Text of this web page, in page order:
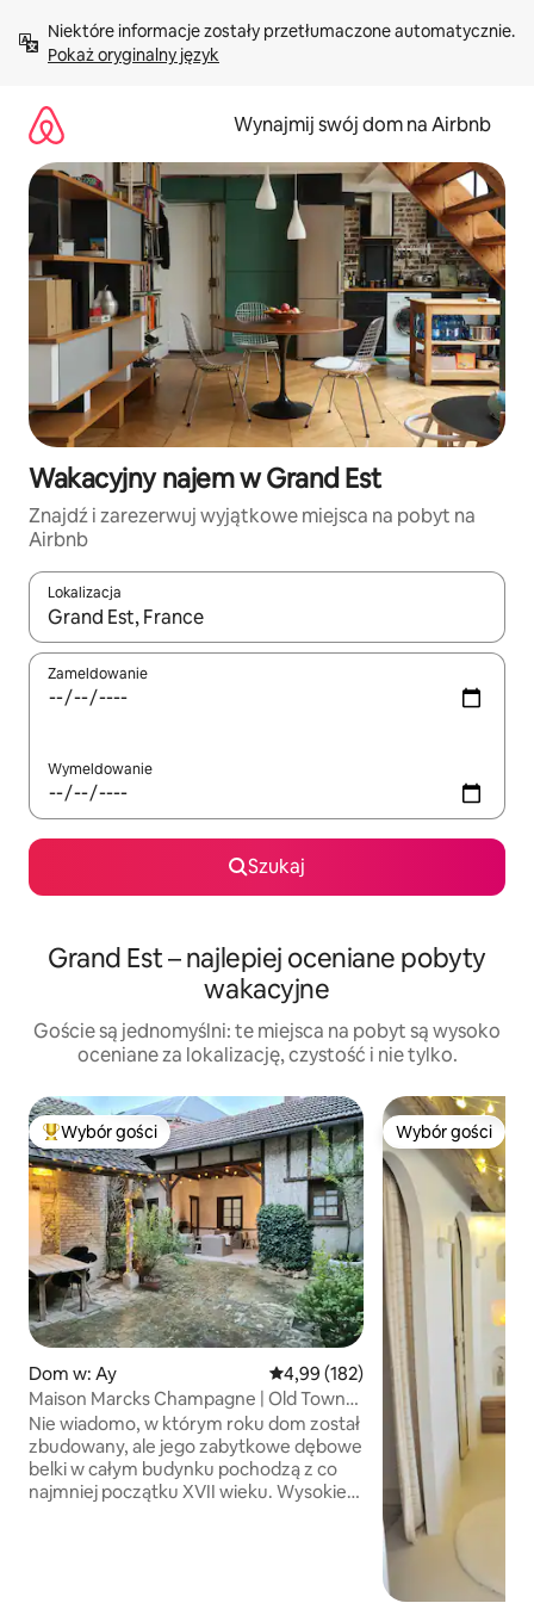
treści Pokaż oryginalny język
Wynajmij swój dom na Airbnb
Wakacyjny najem w Grand Est
Znajdź i zarezerwuj wyjątkowe miejsca na pobyt na
Airbnb
Lokalizacja
Gdy wyniki będą dostępne, możesz poruszać się po nich za
Zameldowanie
Wymeldowanie
Szukaj
Grand Est – najlepiej oceniane pobyty
wakacyjne
Goście są jednomyślni: te miejsca na pobyt są wysoko
oceniane za lokalizację, czystość i nie tylko.
Najpopularniejsze z kategorii Wybór gości
Wybór gości
Dom w: Ay Średnia ocena: 4,99 na 5, liczba
4,99 (182)
Maison Marcks Champagne | Old Town
Ay
Nie wiadomo, w którym roku dom został
zbudowany, ale jego zabytkowe dębowe
belki w całym budynku pochodzą z co
najmniej początku XVII wieku. Wysokie
Wybór gości
Wybór gości